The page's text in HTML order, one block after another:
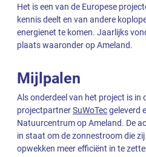
Het is een van de Europese
kennis deelt en van andere
energienet te komen. Jaarlijks
plaats waaronder op Ameland.
Mijlpalen
Als onderdeel van het project is in
projectpartnerSuWoTecgeleverd
Natuurcentrum op Ameland. De
in staat om de zonnestroom die
opwekken meer efficiënt in te